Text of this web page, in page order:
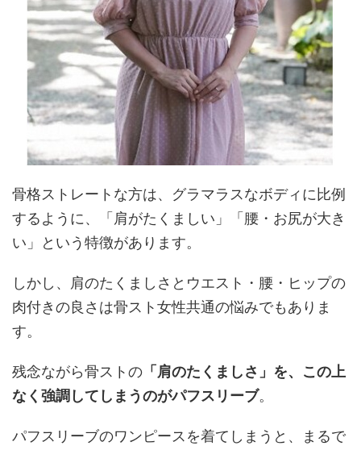
骨格ストレートな方は、グラマラスなボディに比例
するように、「肩がたくましい」「腰・お尻が大き
い」という特徴があります。
しかし、肩のたくましさとウエスト・腰・ヒップの
肉付きの良さは骨スト女性共通の悩みでもありま
す。
残念ながら骨ストの 「肩のたくましさ」を、この上
なく強調してしまうのがパフスリーブ。
パフスリーブのワンピースを着てしまうと、まるで